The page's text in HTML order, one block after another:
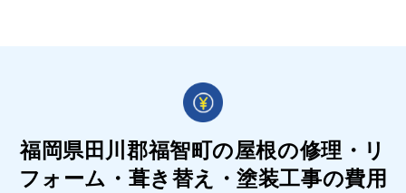
福岡県田川郡福智町の屋根の修理・リ
フォーム・葺き替え・塗装工事の費用